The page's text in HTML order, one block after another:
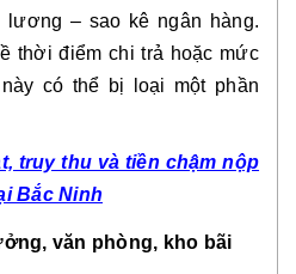
lương – sao kê ngân hàng.
thời điểm chi trả hoặc mức
có thể bị loại một phần
truy thu và tiền chậm nộp
Bắc Ninh
văn phòng, kho bãi